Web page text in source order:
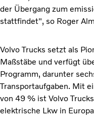
der Übergang zum
stattfindet", so Roger
Volvo Trucks setzt als
Maßstäbe und verfügt
Programm, darunter
Transportaufgaben. Mit
von 49 % ist Volvo
elektrische Lkw in